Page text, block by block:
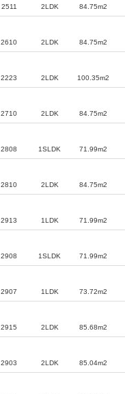
2511 2LDK 84.75m2
2610 2LDK 84.75m2
2223 2LDK 100.35m2
2710 2LDK 84.75m2
2808 1SLDK 71.99m2
2810 2LDK 84.75m2
2913 1LDK 71.99m2
2908 1SLDK 71.99m2
2907 1LDK 73.72m2
2915 2LDK 85.68m2
2903 2LDK 85.04m2